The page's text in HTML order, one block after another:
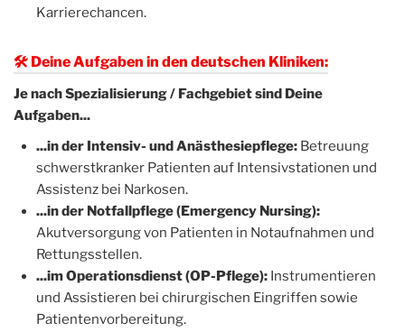
Karrierechancen.
🛠 Deine Aufgaben in den deutschen Kliniken:
Je nach Spezialisierung / Fachgebiet sind Deine
Aufgaben...
...in der Intensiv- und Anästhesiepflege: Betreuung
schwerstkranker Patienten auf Intensivstationen und
Assistenz bei Narkosen.
...in der Notfallpflege (Emergency Nursing):
Akutversorgung von Patienten in Notaufnahmen und
Rettungsstellen.
...im Operationsdienst (OP-Pflege): Instrumentieren
und Assistieren bei chirurgischen Eingriffen sowie
Patientenvorbereitung.